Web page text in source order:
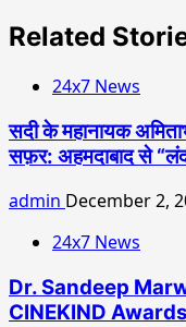
Related
24x7 News
सदी के महानायक
सफ़र: अहमदाबाद से
admin December 2,
24x7 News
Dr. Sandeep
CINEKIND